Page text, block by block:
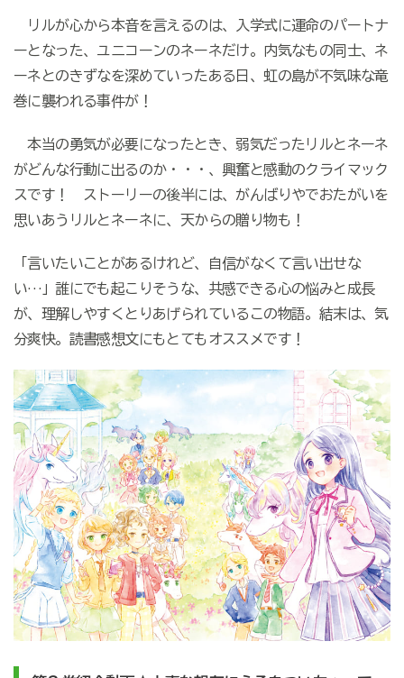
リルが心から本音を言えるのは、入学式に運命のパートナ
ーとなった、ユニコーンのネーネだけ。内気なもの同士、ネ
ーネとのきずなを深めていったある日、虹の島が不気味な竜
巻に襲われる事件が！
本当の勇気が必要になったとき、弱気だったリルとネーネ
がどんな行動に出るのか・・・、興奮と感動のクライマック
スです！ ストーリーの後半には、がんばりやでおたがいを
思いあうリルとネーネに、天からの贈り物も！
「言いたいことがあるけれど、自信がなくて言い出せな
い…」誰にでも起こりそうな、共感できる心の悩みと成長
が、理解しやすくとりあげられているこの物語。結末は、気
分爽快。読書感想文にもとてもオススメです！